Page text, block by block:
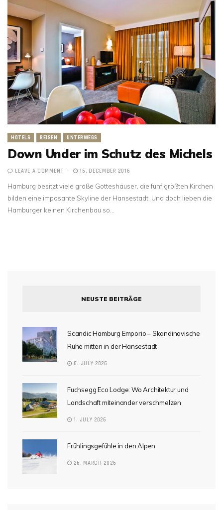
HOTELS REISEN UNTERWEGS
Down Under im Schutz des Michels
LEAVE A COMMENT 16. DECEMBER 2016
Hamburg besitzt viele große Gotteshäuser, die fünf größten Kirchen
bilden eine imposante Skyline der Hansestadt. Und doch lieben die
Hamburger keinen Kirchenbau so…
NEUSTE BEITRÄGE
Scandic Hamburg Emporio – Skandinavische
Ruhe mitten in der Hansestadt
6. JULY 2026
Fuchsegg Eco Lodge: Wo Architektur und
Landschaft miteinander verschmelzen
1. JULY 2026
Frühlingsgefühle in den Alpen
26. MARCH 2026